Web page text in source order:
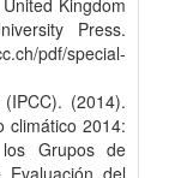
Kingdom
Press.
pdf/special-
(2014).
climático 2014:
Grupos de
del